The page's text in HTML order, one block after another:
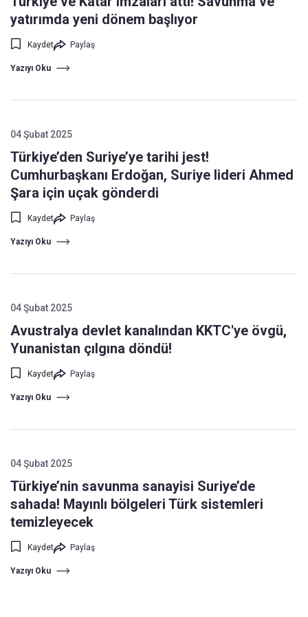
yatırımda yeni dönem başlıyor
Kaydet Paylaş
Yazıyı Oku
04 Şubat 2025
Türkiye’den Suriye’ye tarihi jest!
Cumhurbaşkanı Erdoğan, Suriye lideri Ahmed
Şara için uçak gönderdi
Kaydet Paylaş
Yazıyı Oku
04 Şubat 2025
Avustralya devlet kanalından KKTC'ye övgü,
Yunanistan çılgına döndü!
Kaydet Paylaş
Yazıyı Oku
04 Şubat 2025
Türkiye’nin savunma sanayisi Suriye’de
sahada! Mayınlı bölgeleri Türk sistemleri
temizleyecek
Kaydet Paylaş
Yazıyı Oku